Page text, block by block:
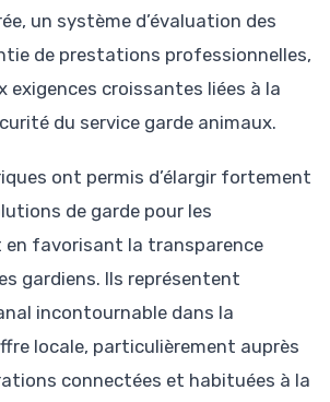
un système d’évaluation des
de prestations professionnelles,
exigences croissantes liées à la
du service garde animaux.
ont permis d’élargir fortement
de garde pour les
favorisant la transparence
gardiens. Ils représentent
incontournable dans la
locale, particulièrement auprès
connectées et habituées à la